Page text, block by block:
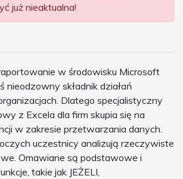
już nieaktualna!
w środowisku Microsoft
nieodzowny składnik działań
Dlatego specjalistyczny
z Excela dla firm skupia się na
w zakresie przetwarzania danych.
uczestnicy analizują rzeczywiste
Omawiane są podstawowe i
takie jak JEŻELI,